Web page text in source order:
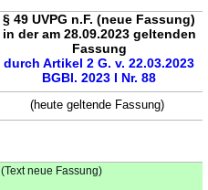
§ 49 UVPG n.F. (neue Fassung)
in der am 28.09.2023 geltenden
Fassung
durch Artikel 2 G. v. 22.03.2023
BGBl. 2023 I Nr. 88
(heute geltende Fassung)
(Text neue Fassung)